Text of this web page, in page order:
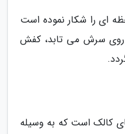
ای را شکار نموده است
روی سرش می تابد، کفش
کالک است که به وسیله